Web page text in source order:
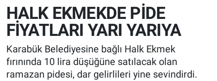
HALK EKMEKDE PİDE
FİYATLARI YARI YARIYA
Karabük Belediyesine bağlı Halk Ekmek
fırınında 10 lira düşüğüne satılacak olan
ramazan pidesi, dar gelirlileri yine sevindirdi.